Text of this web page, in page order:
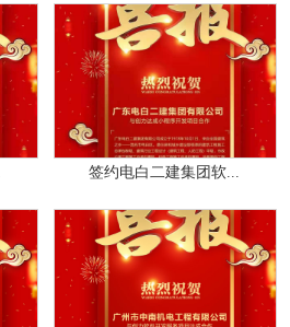
签约电白二建集团软...